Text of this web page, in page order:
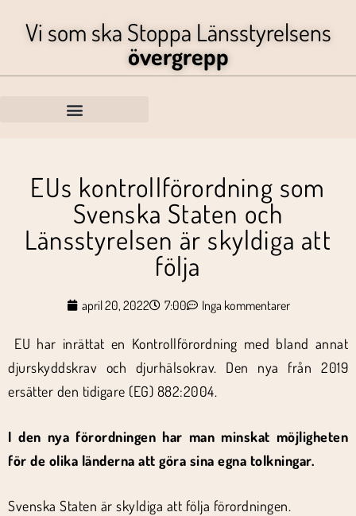
Vi som ska Stoppa Länsstyrelsens
övergrepp
EUs kontrollförordning som
Svenska Staten och
Länsstyrelsen är skyldiga att
följa
april 20, 2022 7:00 Inga kommentarer
EU har inrättat en Kontrollförordning med bland annat
djurskyddskrav och djurhälsokrav. Den nya från 2019
ersätter den tidigare (EG) 882:2004.
I den nya förordningen har man minskat möjligheten
för de olika länderna att göra sina egna tolkningar.
Svenska Staten är skyldiga att följa förordningen.